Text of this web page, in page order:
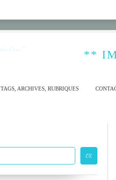
**
TAGS, ARCHIVES, RUBRIQUES